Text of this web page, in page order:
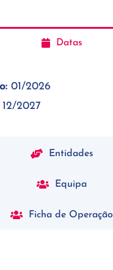
Datas
01/2026
12/2027
Entidades
Equipa
Ficha de Operação